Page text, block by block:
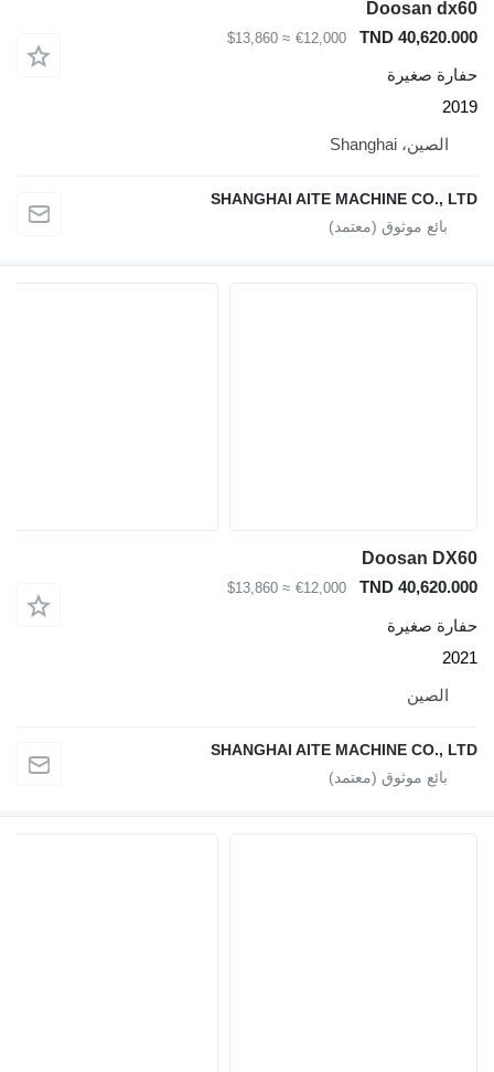
Doosan dx60
TND 40,620.000
€12,000
≈ $13,860
حفارة صغيرة
2019
الصين، Shanghai
SHANGHAI AITE MACHINE CO., LTD
Doosan DX60
TND 40,620.000
€12,000
≈ $13,860
حفارة صغيرة
2021
الصين
SHANGHAI AITE MACHINE CO., LTD